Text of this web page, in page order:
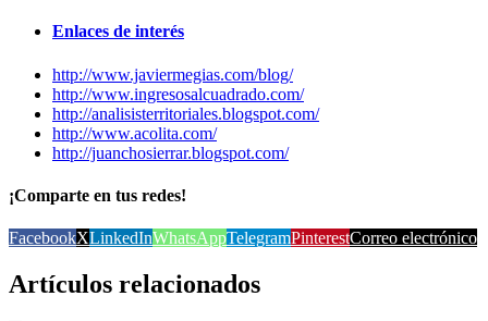
Enlaces de interés
http://www.javiermegias.com/blog/
http://www.ingresosalcuadrado.com/
http://analisisterritoriales.blogspot.com/
http://www.acolita.com/
http://juanchosierrar.blogspot.com/
¡Comparte en tus redes!
FacebookXLinkedInWhatsAppTelegramPinterestCorreo electrónico
Artículos relacionados